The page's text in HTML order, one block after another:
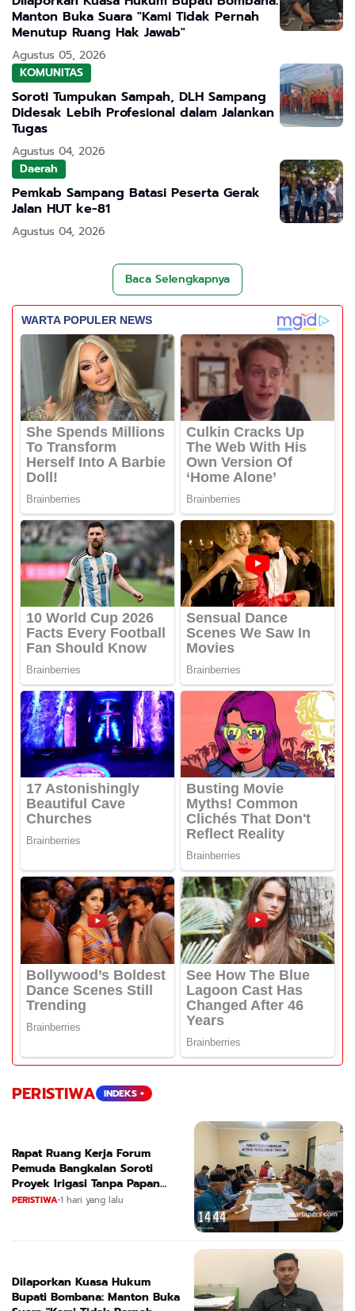
Manton Buka Suara "Kami Tidak Pernah
Menutup Ruang Hak Jawab"
Agustus 05, 2026
KOMUNITAS
Soroti Tumpukan Sampah, DLH Sampang
Didesak Lebih Profesional dalam Jalankan
Tugas
Agustus 04, 2026
Daerah
Pemkab Sampang Batasi Peserta Gerak
Jalan HUT ke-81
Agustus 04, 2026
Baca Selengkapnya
PERISTIWA INDEKS +
Rapat Ruang Kerja Forum
Pemuda Bangkalan Soroti
Proyek Irigasi Tanpa Papan
Nama
PERISTIWA•1 hari yang lalu
Dilaporkan Kuasa Hukum
Bupati Bombana: Manton Buka